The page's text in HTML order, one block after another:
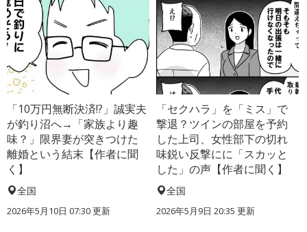
「10万円無断決済!?」誠実夫
が釣り沼へ→「家族より趣
味？」限界妻が突きつけた
離婚という結末【作者に聞
く】
全国
2026年5月10日 07:30 更新
「セクハラ」を「ミス」で
撃退？ツインの部屋を予約
した上司、女性部下の切れ
味鋭い反撃にに「スカッと
した」の声【作者に聞く】
全国
2026年5月9日 20:35 更新